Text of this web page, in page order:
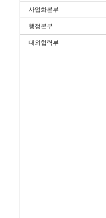
사업화본부
행정본부
대외협력부